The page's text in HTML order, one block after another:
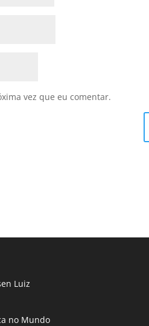
vez que eu comentar.
Luiz
no Mundo